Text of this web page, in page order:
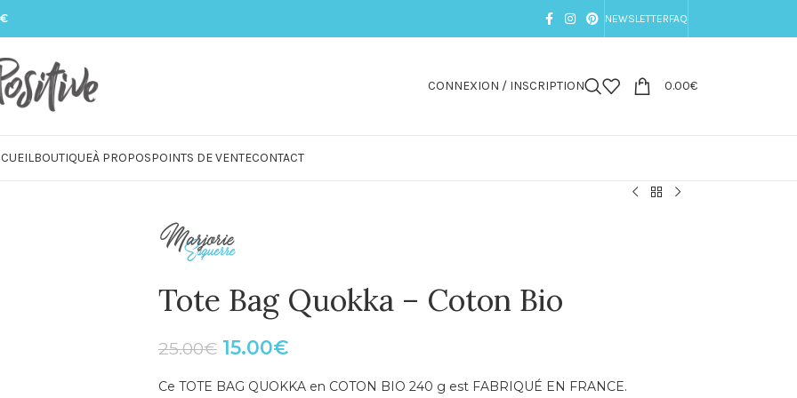
NEWSLETTERFAQ
CONNEXION / INSCRIPTION 0.00€
BOUTIQUEÀ PROPOSPOINTS DE VENTECONTACT
Tote Bag Quokka – Coton Bio
25.00€ 15.00€
Ce TOTE BAG QUOKKA en COTON BIO 240 g est FABRIQUÉ EN FRANCE.